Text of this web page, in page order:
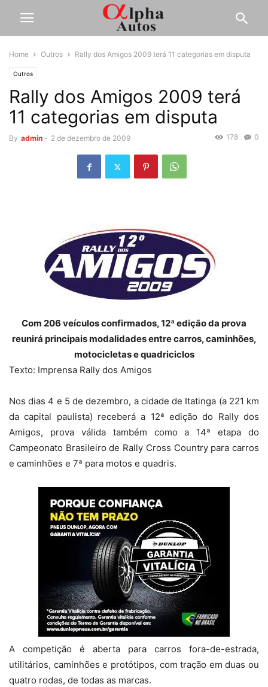
Home Outros Rally dos Amigos 2009 terá 11 categorias em disputa
Outros
Rally dos Amigos 2009 terá
11 categorias em disputa
By admin - 2 de dezembro de 2009 0
178
Com 206 veículos confirmados, 12ª edição da prova
reunirá principais modalidades entre carros, caminhões,
motocicletas e quadriciclos
Texto: Imprensa Rally dos Amigos
Nos dias 4 e 5 de dezembro, a cidade de Itatinga (a 221 km
da capital paulista) receberá a 12ª edição do Rally dos
Amigos, prova válida também como a 14ª etapa do
Campeonato Brasileiro de Rally Cross Country para carros
e caminhões e 7ª para motos e quadris.
A competição é aberta para carros fora-de-estrada,
utilitários, caminhões e protótipos, com tração em duas ou
quatro rodas, de todas as marcas.